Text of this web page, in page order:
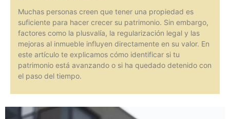
Muchas personas creen que tener una propiedad es
suficiente para hacer crecer su patrimonio. Sin embargo,
factores como la plusvalía, la regularización legal y las
mejoras al inmueble influyen directamente en su valor. En
este artículo te explicamos cómo identificar si tu
patrimonio está avanzando o si ha quedado detenido con
el paso del tiempo.